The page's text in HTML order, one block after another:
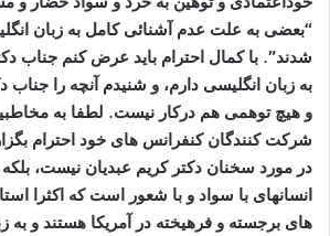
“بعضی به علت عدم آشنائی کامل به زبان
شدند”. با کمال احترام باید عرض کنم جناب
به زبان انگلیسی دارم، و شنیدم آنچه را جناب
و هیچ توهمی هم درکار نیست. لطفا به
شرکت کنندگان کنفرانس های خود احترام
در مورد سخنان دکتر کریم عبدیان نیست،
انسانهای با سواد و با شعور است که اکثرا
های برجسته و فرهیخته در آمریکا هستند و به